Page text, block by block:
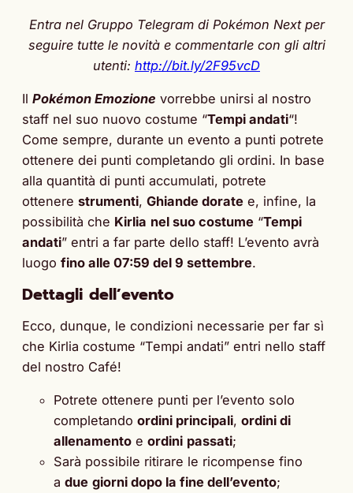
Entra nel Gruppo Telegram di Pokémon Next per
seguire tutte le novità e commentarle con gli altri
utenti: http://bit.ly/2F95vcD
Il Pokémon Emozione vorrebbe unirsi al nostro
staff nel suo nuovo costume “Tempi andati“!
Come sempre, durante un evento a punti potrete
ottenere dei punti completando gli ordini. In base
alla quantità di punti accumulati, potrete
ottenere strumenti, Ghiande dorate e, infine, la
possibilità che Kirlia nel suo costume “Tempi
andati” entri a far parte dello staff! L’evento avrà
luogo fino alle 07:59 del 9 settembre.
Dettagli dell’evento
Ecco, dunque, le condizioni necessarie per far sì
che Kirlia costume “Tempi andati” entri nello staff
del nostro Café!
Potrete ottenere punti per l’evento solo
completando ordini principali, ordini di
allenamento e ordini passati;
Sarà possibile ritirare le ricompense fino
a due giorni dopo la fine dell’evento;